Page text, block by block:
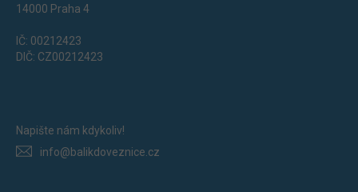
14000 Praha 4
IČ: 00212423
DIČ: CZ00212423
Napište nám kdykoliv!
info@balikdoveznice.cz